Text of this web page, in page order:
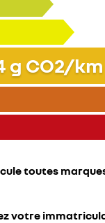
g CO2/km
toutes
votre